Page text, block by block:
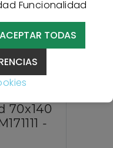
Funcionalidad
TODAS
70x140
-